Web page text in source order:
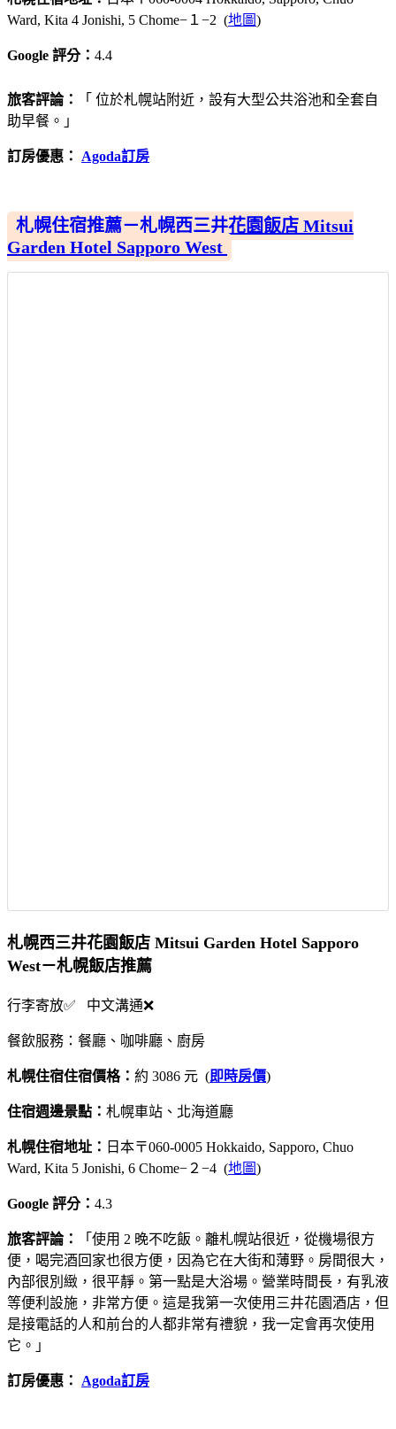
Ward, Kita 4 Jonishi, 5 Chome−１−2 (地圖)
Google 評分： 4.4
旅客評論：
「 位於札幌站附近，設有大型公共浴池和全套自
助早餐。」
訂房優惠： Agoda訂房
札幌住宿推薦－札幌西三井花園飯店 Mitsui
Garden Hotel Sapporo West
札幌西三井花園飯店 Mitsui Garden Hotel Sapporo
West－札幌飯店推薦
行李寄放✅ 中文溝通❌
餐飲服務：餐廳、咖啡廳、廚房
札幌住宿住宿價格： 約 3086 元 (即時房價)
住宿週邊景點： 札幌車站、北海道廳
札幌住宿地址： 日本〒060-0005 Hokkaido, Sapporo, Chuo
Ward, Kita 5 Jonishi, 6 Chome−２−4 (地圖)
Google 評分： 4.3
旅客評論：
「使用 2 晚不吃飯。離札幌站很近，從機場很方
便，喝完酒回家也很方便，因為它在大街和薄野。房間很大，
內部很別緻，很平靜。第一點是大浴場。營業時間長，有乳液
等便利設施，非常方便。這是我第一次使用三井花園酒店，但
是接電話的人和前台的人都非常有禮貌，我一定會再次使用
它。」
訂房優惠： Agoda訂房